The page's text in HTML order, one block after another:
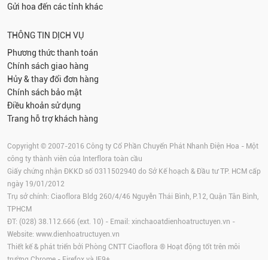
Gửi hoa đến các tỉnh khác
THÔNG TIN DỊCH VỤ
Phương thức thanh toán
Chính sách giao hàng
Hủy & thay đổi đơn hàng
Chính sách bảo mật
Điều khoản sử dụng
Trang hỗ trợ khách hàng
Copyright © 2007-2016 Công ty Cổ Phần Chuyển Phát Nhanh Điện Hoa - Một
công ty thành viên của Interflora toàn cầu
Giấy chứng nhận ĐKKD số 0311502940 do Sở Kế hoạch & Đầu tư TP. HCM cấp
ngày 19/01/2012
Trụ sở chính: Ciaoflora Bldg 260/4/46 Nguyễn Thái Bình, P.12, Quận Tân Bình,
TPHCM
ĐT: (028) 38.112.666 (ext. 10) - Email: xinchaoatdienhoatructuyen.vn -
Website: www.dienhoatructuyen.vn
Thiết kế & phát triển bởi Phòng CNTT Ciaoflora ® Hoạt động tốt trên môi